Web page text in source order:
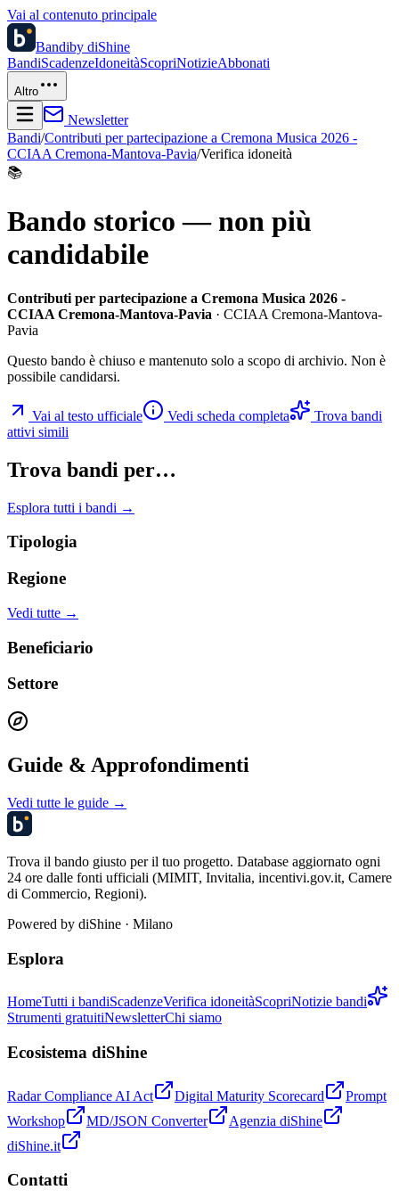
Vai al contenuto principale
Bandiby diShine
BandiScadenzeIdoneitàScopriNotizieAbbonati
Altro
Newsletter
Bandi/Contributi per partecipazione a Cremona Musica 2026 -
CCIAA Cremona-Mantova-Pavia/Verifica idoneità
📚
Bando storico — non più
candidabile
Contributi per partecipazione a Cremona Musica 2026 -
CCIAA Cremona-Mantova-Pavia · CCIAA Cremona-Mantova-
Pavia
Questo bando è chiuso e mantenuto solo a scopo di archivio. Non è
possibile candidarsi.
Vai al testo ufficiale Vedi scheda completa
Trova bandi
attivi simili
Trova bandi per…
Esplora tutti i bandi →
Tipologia
Regione
Vedi tutte →
Beneficiario
Settore
Guide & Approfondimenti
Vedi tutte le guide →
Trova il bando giusto per il tuo progetto. Database aggiornato ogni
24 ore dalle fonti ufficiali (MIMIT, Invitalia, incentivi.gov.it, Camere
di Commercio, Regioni).
Powered by diShine · Milano
Esplora
HomeTutti i bandiScadenzeVerifica idoneitàScopriNotizie bandi
Strumenti gratuitiNewsletterChi siamo
Ecosistema diShine
Radar Compliance AI Act Digital Maturity Scorecard
Prompt
Workshop
MD/JSON Converter
Agenzia diShine
diShine.it
Contatti